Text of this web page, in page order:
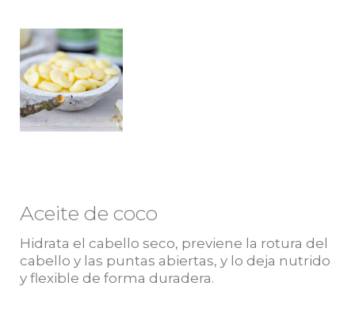
Aceite de coco
Hidrata el cabello seco, previene la rotura del
cabello y las puntas abiertas, y lo deja nutrido
y flexible de forma duradera.